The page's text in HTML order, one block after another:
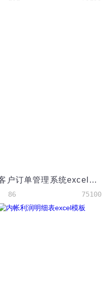
客户订单管理系统excel表格模板
86 75100